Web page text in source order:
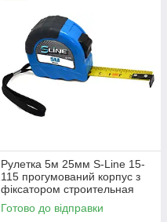
Рулетка 5м 25мм S-Line 15-
115 прогумований корпус з
фіксатором строительная
будівельна
Готово до відправки